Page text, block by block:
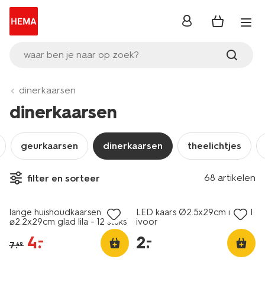
waar ben je naar op zoek?
inloggen
dinerkaarsen
dinerkaarsen
geurkaarsen dinerkaarsen theelichtjes
filter en sorteer 68 artikelen
sale
lange huishoudkaarsen
⌀2.2x29cm glad lila - 12 stuks
7.49 4.
–
LED kaars Ø2.5x29cm ribbel
ivoor
2.
–